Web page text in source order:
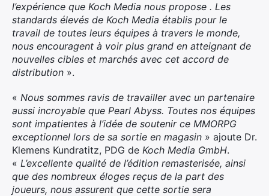
l’expérience que Koch Media nous propose . Les
standards élevés de Koch Media établis pour le
travail de toutes leurs équipes à travers le monde,
nous encouragent à voir plus grand en atteignant de
nouvelles cibles et marchés avec cet accord de
distribution ».
« Nous sommes ravis de travailler avec un partenaire
aussi incroyable que Pearl Abyss. Toutes nos équipes
sont impatientes à l’idée de soutenir ce MMORPG
exceptionnel lors de sa sortie en magasin » ajoute Dr.
Klemens Kundratitz, PDG de Koch Media GmbH.
« L’excellente qualité de l’édition remasterisée, ainsi
que des nombreux éloges reçus de la part des
joueurs, nous assurent que cette sortie sera